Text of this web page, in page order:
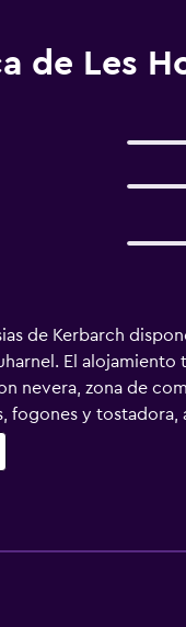
de Les
de Kerbarch
El alojamiento
nevera, zona de
fogones y tostadora,
alojamiento puede
y Museo de las Bellas